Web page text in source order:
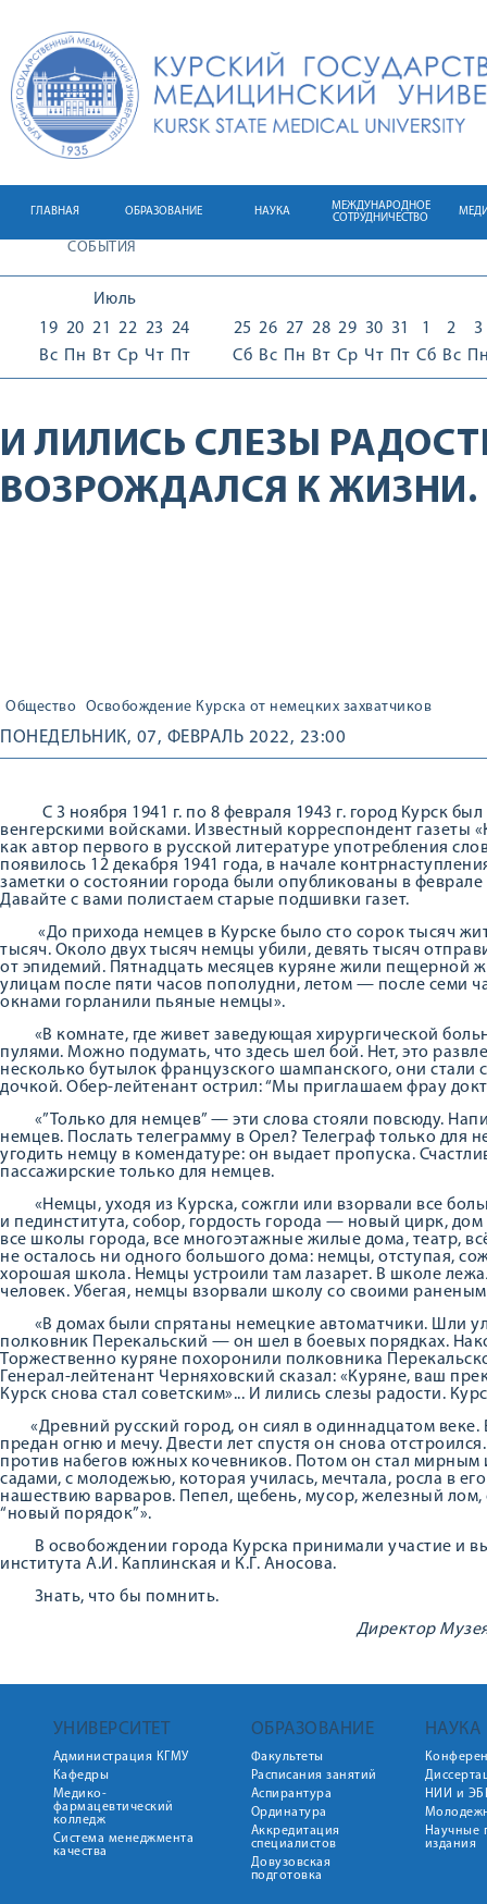
ГЛАВНАЯ ОБРАЗОВАНИЕ НАУКА
МЕЖДУНАРОДНОЕ
СОТРУДНИЧЕСТВО
СОБЫТИЯ
Июль
19
Вс
20
Пн
21
Вт
22
Ср
23
Чт
24
Пт
25
Сб
26
Вс
27
Пн
28
Вт
29
Ср
30
Чт
31
Пт
1
Сб
2
Вс
3
И ЛИЛИСЬ СЛЕЗЫ
ВОЗРОЖДАЛСЯ К ЖИЗНИ.
Общество Освобождение Курска от немецких захватчиков
ПОНЕДЕЛЬНИК, 07, ФЕВРАЛЬ 2022, 23:00
С 3 ноября 1941 г. по 8 февраля 1943 г. город Курск
венгерскими войсками. Известный корреспондент газеты
как автор первого в русской литературе употребления
появилось 12 декабря 1941 года, в начале
заметки о состоянии города были опубликованы в феврале
Давайте с вами полистаем старые подшивки газет.
«До прихода немцев в Курске было сто сорок тысяч
тысяч. Около двух тысяч немцы убили, девять тысяч
от эпидемий. Пятнадцать месяцев куряне жили пещерной
улицам после пяти часов пополудни, летом — после семи
окнами горланили пьяные немцы».
«В комнате, где живет заведующая хирургической
пулями. Можно подумать, что здесь шел бой. Нет, это
несколько бутылок французского шампанского, они стали
дочкой. Обер-лейтенант острил: “Мы приглашаем фрау
«”Только для немцев” — эти слова стояли повсюду.
немцев. Послать телеграмму в Орел? Телеграф только для
угодить немцу в комендатуре: он выдает пропуска.
пассажирские только для немцев.
«Немцы, уходя из Курска, сожгли или взорвали все
и пединститута, собор, гордость города — новый цирк,
все школы города, все многоэтажные жилые дома, театр,
не осталось ни одного большого дома: немцы, отступая,
хорошая школа. Немцы устроили там лазарет. В школе
человек. Убегая, немцы взорвали школу со своими
«В домах были спрятаны немецкие автоматчики. Шли
полковник Перекальский — он шел в боевых порядках.
Торжественно куряне похоронили полковника
Генерал-лейтенант Черняховский сказал: «Куряне, ваш
Курск снова стал советским»... И лились слезы радости.
«Древний русский город, он сиял в одиннадцатом веке.
предан огню и мечу. Двести лет спустя он снова
против набегов южных кочевников. Потом он стал
садами, с молодежью, которая училась, мечтала, росла в
нашествию варваров. Пепел, щебень, мусор, железный
“новый порядок”».
В освобождении города Курска принимали участие и
института А.И. Каплинская и К.Г. Аносова.
Знать, что бы помнить.
Директор
УНИВЕРСИТЕТ
Администрация КГМУ
Кафедры
Медико-
фармацевтический
колледж
Система менеджмента
качества
ОБРАЗОВАНИЕ
Факультеты
Расписания занятий
Аспирантура
Ординатура
Аккредитация
специалистов
Довузовская
подготовка
НАУКА
НИИ и
Научные
издания